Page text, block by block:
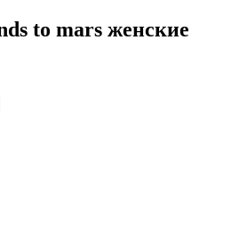
to mars женские